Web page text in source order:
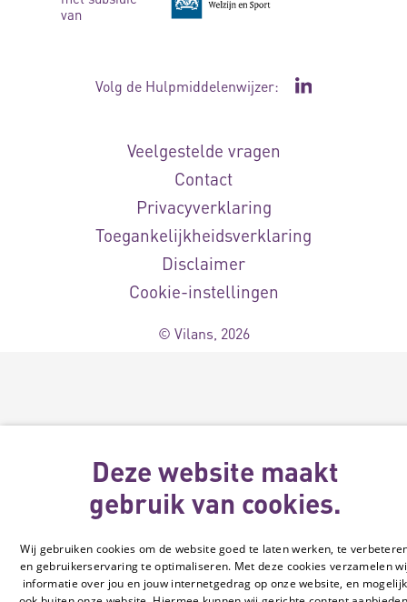
van
Volg de Hulpmiddelenwijzer: Ga naar de
Veelgestelde vragen
Contact
Privacyverklaring
Toegankelijkheidsverklaring
Disclaimer
Cookie-instellingen
© Vilans, 2026
Deze website maakt
gebruik van cookies.
Wij gebruiken cookies om de website goed te laten werken, te
en gebruikerservaring te optimaliseren. Met deze cookies verzamelen
informatie over jou en jouw internetgedrag op onze website, en mogelijk